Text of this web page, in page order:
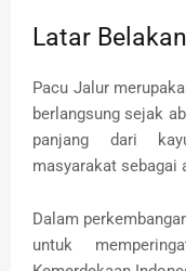
Latar
Pacu Jalur
berlangsung sejak
panjang dari
masyarakat sebagai
Dalam
untuk